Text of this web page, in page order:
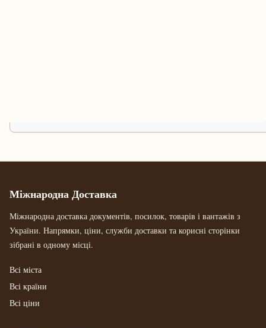
Міжнародна Доставка
Міжнародна доставка документів, посилок, товарів і вантажів з
України. Напрямки, ціни, служби доставки та корисні сторінки
зібрані в одному місці.
Всі міста
Всі країни
Всі ціни